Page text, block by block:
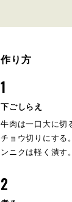
作り方
1
下ごしらえ
牛肉は一口大に切
チョウ切りにする
ンニクは軽く潰す。
2